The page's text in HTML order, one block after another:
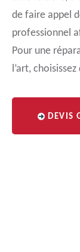
de faire appel
professionnel
Pour une
l’art,
DEVIS